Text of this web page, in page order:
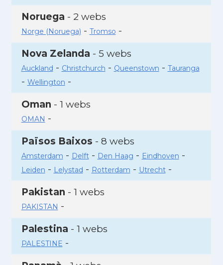
Noruega - 2 webs
Norge (Noruega) - Tromso -
Nova Zelanda - 5 webs
Auckland - Christchurch - Queenstown - Tauranga
- Wellington -
Oman - 1 webs
OMAN -
Països Baixos - 8 webs
Amsterdam - Delft- Den Haag - Eindhoven -
Leiden - Lelystad - Rotterdam - Utrecht-
Pakistan - 1 webs
PAKISTAN -
Palestina - 1 webs
PALESTINE -